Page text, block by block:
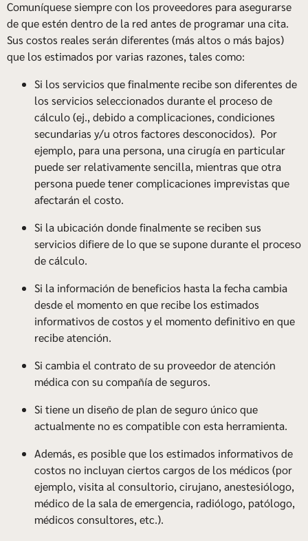
Comuníquese siempre con los proveedores para asegurarse
de que estén dentro de la red antes de programar una cita.
Sus costos reales serán diferentes (más altos o más bajos)
que los estimados por varias razones, tales como:
Si los servicios que finalmente recibe son diferentes de
los servicios seleccionados durante el proceso de
cálculo (ej., debido a complicaciones, condiciones
secundarias y/u otros factores desconocidos). Por
ejemplo, para una persona, una cirugía en particular
puede ser relativamente sencilla, mientras que otra
persona puede tener complicaciones imprevistas que
afectarán el costo.
Si la ubicación donde finalmente se reciben sus
servicios difiere de lo que se supone durante el proceso
de cálculo.
Si la información de beneficios hasta la fecha cambia
desde el momento en que recibe los estimados
informativos de costos y el momento definitivo en que
recibe atención.
Si cambia el contrato de su proveedor de atención
médica con su compañía de seguros.
Si tiene un diseño de plan de seguro único que
actualmente no es compatible con esta herramienta.
Además, es posible que los estimados informativos de
costos no incluyan ciertos cargos de los médicos (por
ejemplo, visita al consultorio, cirujano, anestesiólogo,
médico de la sala de emergencia, radiólogo, patólogo,
médicos consultores, etc.).